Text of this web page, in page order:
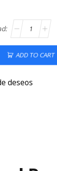
ADD TO CART
deseos